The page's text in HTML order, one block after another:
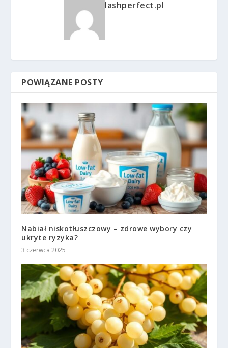
lashperfect.pl
POWIĄZANE POSTY
Nabiał niskotłuszczowy – zdrowe wybory czy
ukryte ryzyka?
3 czerwca 2025